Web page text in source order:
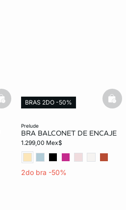
basketfull
prelude
BRA BALCONET DE ENCAJE
1.299,00 Mex$
2do bra -50%
BRAS 2DO -50%